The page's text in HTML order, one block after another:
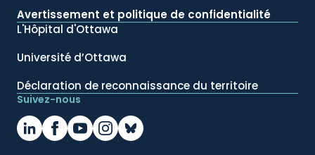
Avertissement et politique de confidentialité
L'Hôpital d'Ottawa
Université d’Ottawa
Déclaration de reconnaissance du territoire
Suivez-nous